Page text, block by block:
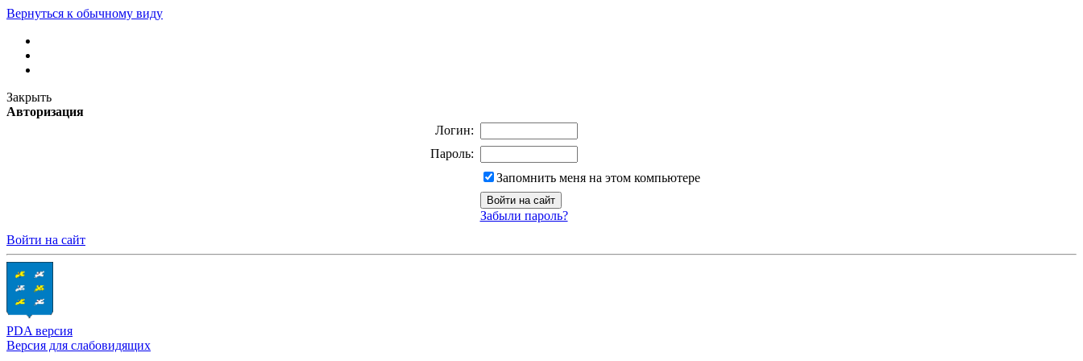
Вернуться к обычному виду
Закрыть
Авторизация
Логин:
Пароль:
Запомнить меня на этом компьютере
Забыли пароль?
Войти на сайт
PDA версия
Версия для слабовидящих